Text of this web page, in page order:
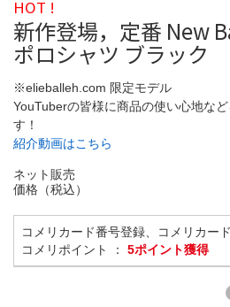
HOT !
新作登場，定番 New
ポロシャツ ブラック
※elieballeh.com 限定モデル
YouTuberの皆様に商品の使い心地な
す！
紹介動画はこちら
ネット販売
価格（税込）
コメリカード番号登録、コメリカー
コメリポイント ： 5ポイント獲得